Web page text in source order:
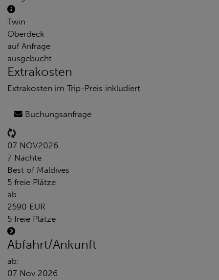
Twin
Oberdeck
auf Anfrage
ausgebucht
Extrakosten
Extrakosten im Trip-Preis inkludiert
Buchungsanfrage
07 NOV2026
7 Nächte
Best of Maldives
5 freie Plätze
ab
2590 EUR
5 freie Plätze
Abfahrt/Ankunft
ab:
07 Nov 2026